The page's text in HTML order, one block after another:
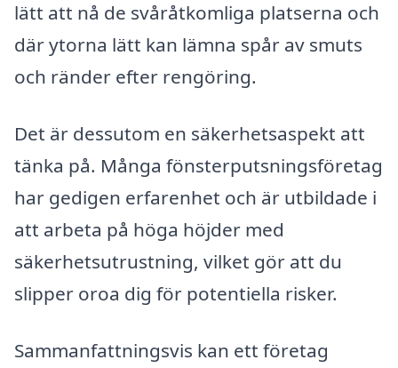
lätt att nå de svåråtkomliga platserna och
där ytorna lätt kan lämna spår av smuts
och ränder efter rengöring.
Det är dessutom en säkerhetsaspekt att
tänka på. Många fönsterputsningsföretag
har gedigen erfarenhet och är utbildade i
att arbeta på höga höjder med
säkerhetsutrustning, vilket gör att du
slipper oroa dig för potentiella risker.
Sammanfattningsvis kan ett företag